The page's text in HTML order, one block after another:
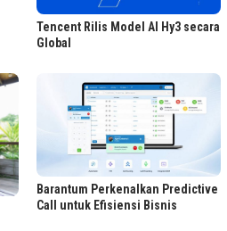
Tencent Rilis Model AI Hy3 secara
Global
Barantum Perkenalkan Predictive
Call untuk Efisiensi Bisnis